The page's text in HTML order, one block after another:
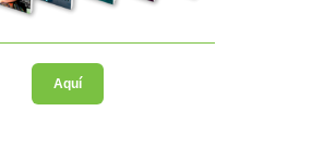
Aquí